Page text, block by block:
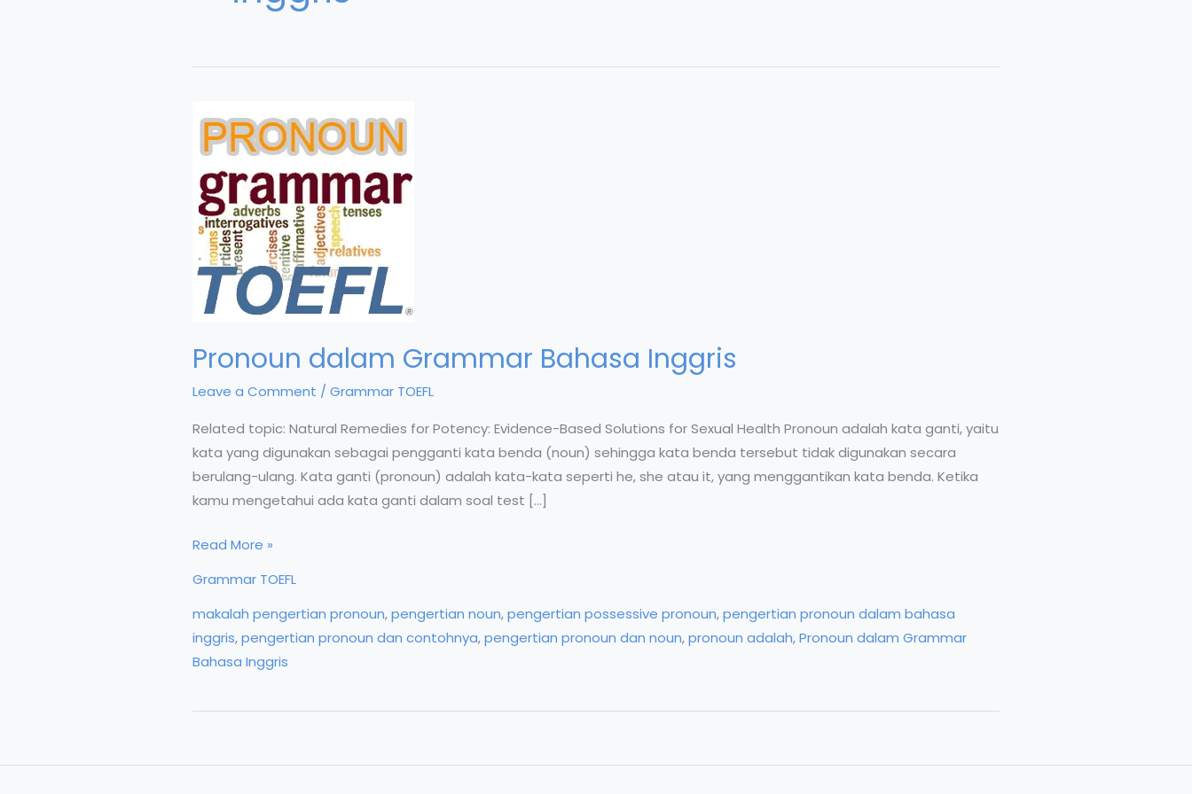
Pronoun dalam Grammar Bahasa Inggris
Leave a Comment / Grammar TOEFL
Related topic: Natural Remedies for Potency: Evidence-Based Solutions for Sexual Health Pronoun adalah kata ganti, yaitu
kata yang digunakan sebagai pengganti kata benda (noun) sehingga kata benda tersebut tidak digunakan secara
berulang-ulang. Kata ganti (pronoun) adalah kata-kata seperti he, she atau it, yang menggantikan kata benda. Ketika
kamu mengetahui ada kata ganti dalam soal test […]
Pronoun
Bahasa
Inggris
Read More »
Grammar TOEFL
makalah pengertian pronoun,pengertian noun,pengertian possessive pronoun,pengertian pronoun dalam bahasa
inggris,pengertian pronoun dan contohnya,pengertian pronoun dan noun,pronoun adalah,Pronoun dalam Grammar
Bahasa Inggris